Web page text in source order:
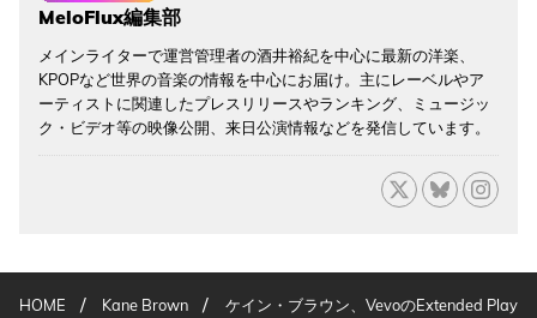
MeloFlux編集部
メインライターで運営管理者の酒井裕紀を中心に最新の洋楽、
KPOPなど世界の音楽の情報を中心にお届け。主にレーベルやア
ーティストに関連したプレスリリースやランキング、ミュージッ
ク・ビデオ等の映像公開、来日公演情報などを発信しています。
HOME / Kane Brown /
ケイン・ブラウン、VevoのExtended Play